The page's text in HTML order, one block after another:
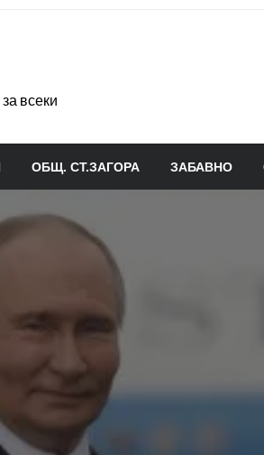
всеки
ОБЩ. СТ.ЗАГОРА ЗАБАВНО